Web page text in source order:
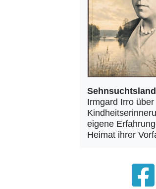
Irmgard Irro über
eigene
Heimat ihrer